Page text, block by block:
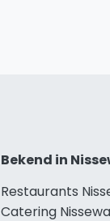
Bekend in
Restaurants
Catering